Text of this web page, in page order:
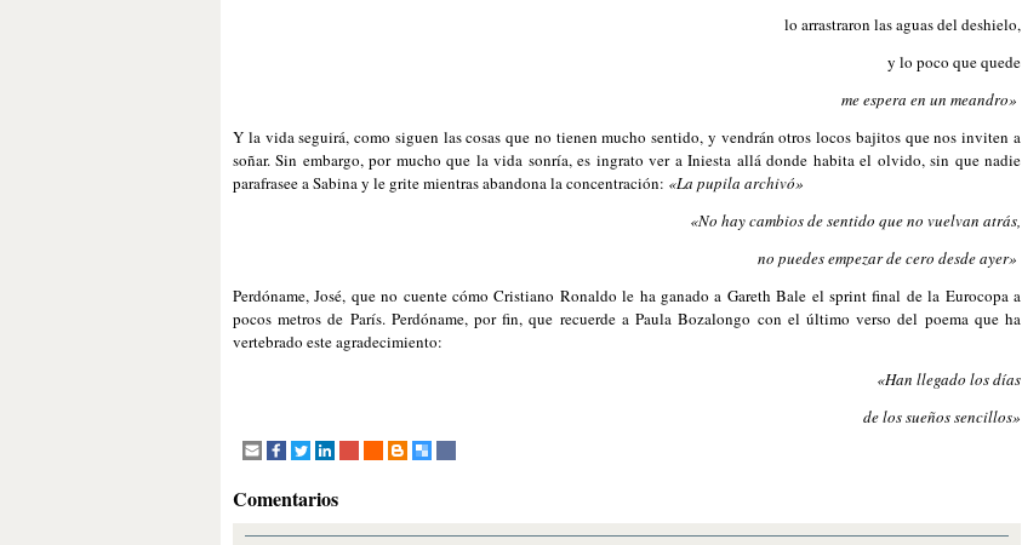
lo arrastraron las aguas del deshielo,
y lo poco que quede
me espera en un meandro»
Y la vida seguirá, como siguen las cosas que no tienen mucho sentido, y vendrán otros locos bajitos que nos inviten a
soñar. Sin embargo, por mucho que la vida sonría, es ingrato ver a Iniesta allá donde habita el olvido, sin que nadie
parafrasee a Sabina y le grite mientras abandona la concentración: «La pupila archivó»
«No hay cambios de sentido que no vuelvan atrás,
no puedes empezar de cero desde ayer»
Perdóname, José, que no cuente cómo Cristiano Ronaldo le ha ganado a Gareth Bale el sprint final de la Eurocopa a
pocos metros de París. Perdóname, por fin, que recuerde a Paula Bozalongo con el último verso del poema que ha
vertebrado este agradecimiento:
«Han llegado los días
de los sueños sencillos»
Comentarios